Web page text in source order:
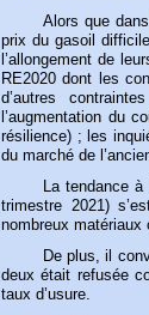
Alors que
prix du gasoil
l’allongement de
RE2020 dont les
d’autres
l’augmentation du
résilience) ; les
du marché de
Latendance à
trimestre 2021)
nombreux matériaux
De plus, il
deux était refusée
taux d’usure.